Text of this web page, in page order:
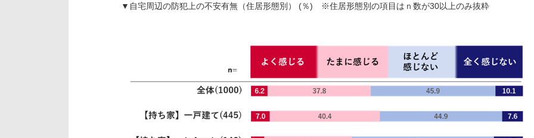
▼自宅周辺の防犯上の不安有無（住居形態別） (％) ※住居形態別の項目はｎ数が30以上のみ抜粋